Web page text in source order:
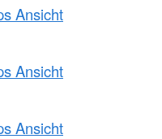
Ansicht
Ansicht
Ansicht